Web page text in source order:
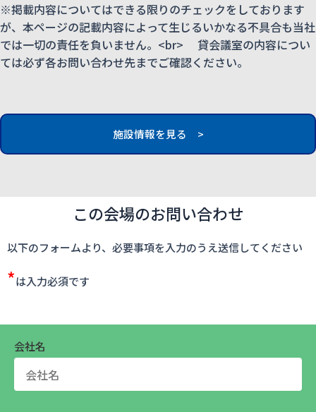
※掲載内容についてはできる限りのチェックをしております
が、本ページの記載内容によって生じるいかなる不具合も当社
では一切の責任を負いません。<br> 貸会議室の内容につい
ては必ず各お問い合わせ先までご確認ください。
施設情報を見る >
この会場のお問い合わせ
以下のフォームより、必要事項を入力のうえ送信してください
*は入力必須です
会社名